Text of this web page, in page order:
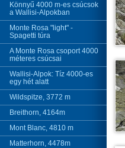
Könnyű 4000 m-es csúcsok
a Wallisi-Alpokban
Monte Rosa "light" -
Spagetti túra
A Monte Rosa csoport 4000
méteres csúcsai
Wallisi-Alpok: Tíz 4000-es
egy hét alatt
Wildspitze, 3772 m
Breithorn, 4164m
Mont Blanc, 4810 m
Matterhorn, 4478m